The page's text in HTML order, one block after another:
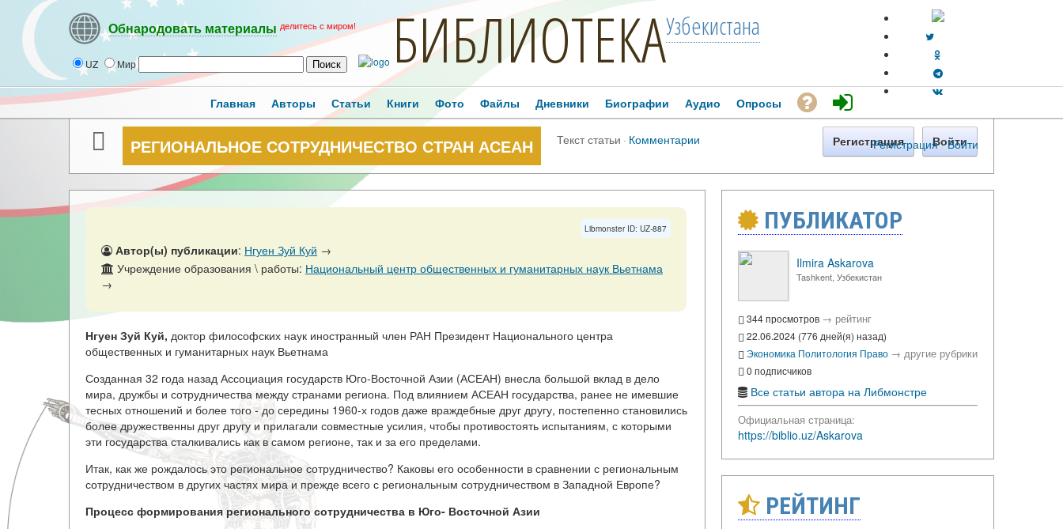
Обнародовать материалы делитесь с миром!
UZ Мир БИБЛИОТЕКАУзбекистана
Регистрация · Войти
Главная Авторы Статьи Книги Фото Файлы Дневники Биографии Аудио Опросы
РЕГИОНАЛЬНОЕ СОТРУДНИЧЕСТВО СТРАН АСЕАН Текст статьи · Комментарии Регистрация Войти
Libmonster ID: UZ-887
Автор(ы) публикации: Нгуен Зуй Куй →
Учреждение образования \ работы: Национальный центр общественных и гуманитарных наук Вьетнама
→
Нгуен Зуй Куй, доктор философских наук иностранный член РАН Президент Национального центра
общественных и гуманитарных наук Вьетнама
Созданная 32 года назад Ассоциация государств Юго-Восточной Азии (АСЕАН) внесла большой вклад в дело
мира, дружбы и сотрудничества между странами региона. Под влиянием АСЕАН государства, ранее не имевшие
тесных отношений и более того - до середины 1960-х годов даже враждебные друг другу, постепенно становились
более дружественны друг другу и прилагали совместные усилия, чтобы противостоять испытаниям, с которыми
эти государства сталкивались как в самом регионе, так и за его пределами.
Итак, как же рождалось это региональное сотрудничество? Каковы его особенности в сравнении с региональным
сотрудничеством в других частях мира и прежде всего с региональным сотрудничеством в Западной Европе?
Процесс формирования регионального сотрудничества в Юго- Восточной Азии
ПУБЛИКАТОР
Ilmira Askarova
Tashkent, Узбекистан
344 просмотров → рейтинг
22.06.2024 (776 дней(я) назад)
Экономика Политология Право → другие рубрики
0 подписчиков
Все статьи автора на Либмонстре
Официальная страница:
https://biblio.uz/Askarova
РЕЙТИНГ